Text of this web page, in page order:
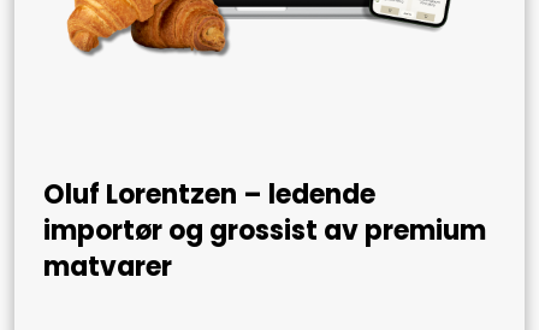
Oluf Lorentzen – ledende
importør og grossist av premium
matvarer